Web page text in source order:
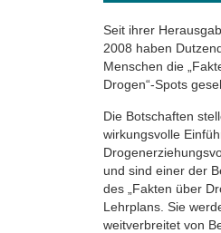
Seit ihrer
2008 haben
Menschen die
Drogen“-Spots
Die Botschaften
wirkungsvolle
und sind einer der
des „Fakten über
Lehrplans. Sie
weitverbreitet von